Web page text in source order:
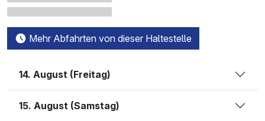
Mehr Abfahrten von dieser Haltestelle
14. August (Freitag)
15. August (Samstag)